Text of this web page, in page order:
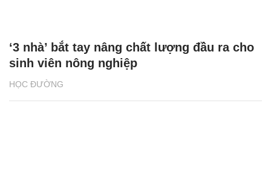
HỌC ĐƯỜNG
‘3 nhà’ bắt tay nâng chất lượng đầu ra cho
sinh viên nông nghiệp